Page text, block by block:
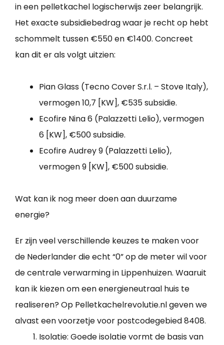
in een pelletkachel logischerwijs zeer belangrijk.
Het exacte subsidiebedrag waar je recht op hebt
schommelt tussen €550 en €1400. Concreet
kan dit er als volgt uitzien:
Pian Glass (Tecno Cover S.r.l. – Stove Italy),
vermogen 10,7 [KW], €535 subsidie.
Ecofire Nina 6 (Palazzetti Lelio), vermogen
6 [KW], €500 subsidie.
Ecofire Audrey 9 (Palazzetti Lelio),
vermogen 9 [KW], €500 subsidie.
Wat kan ik nog meer doen aan duurzame
energie?
Er zijn veel verschillende keuzes te maken voor
de Nederlander die echt “0” op de meter wil voor
de centrale verwarming in Lippenhuizen. Waaruit
kan ik kiezen om een energieneutraal huis te
realiseren? Op Pelletkachelrevolutie.nl geven we
alvast een voorzetje voor postcodegebied 8408.
Isolatie: Goede isolatie vormt de basis van